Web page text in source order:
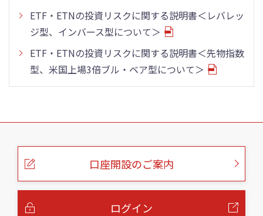
ETF・ETNの投資リスクに関する説明書＜レバレッ
ジ型、インバース型について＞
ETF・ETNの投資リスクに関する説明書＜先物指数
型、米国上場3倍ブル・ベア型について＞
こ
口座開設のご案内
ログイン